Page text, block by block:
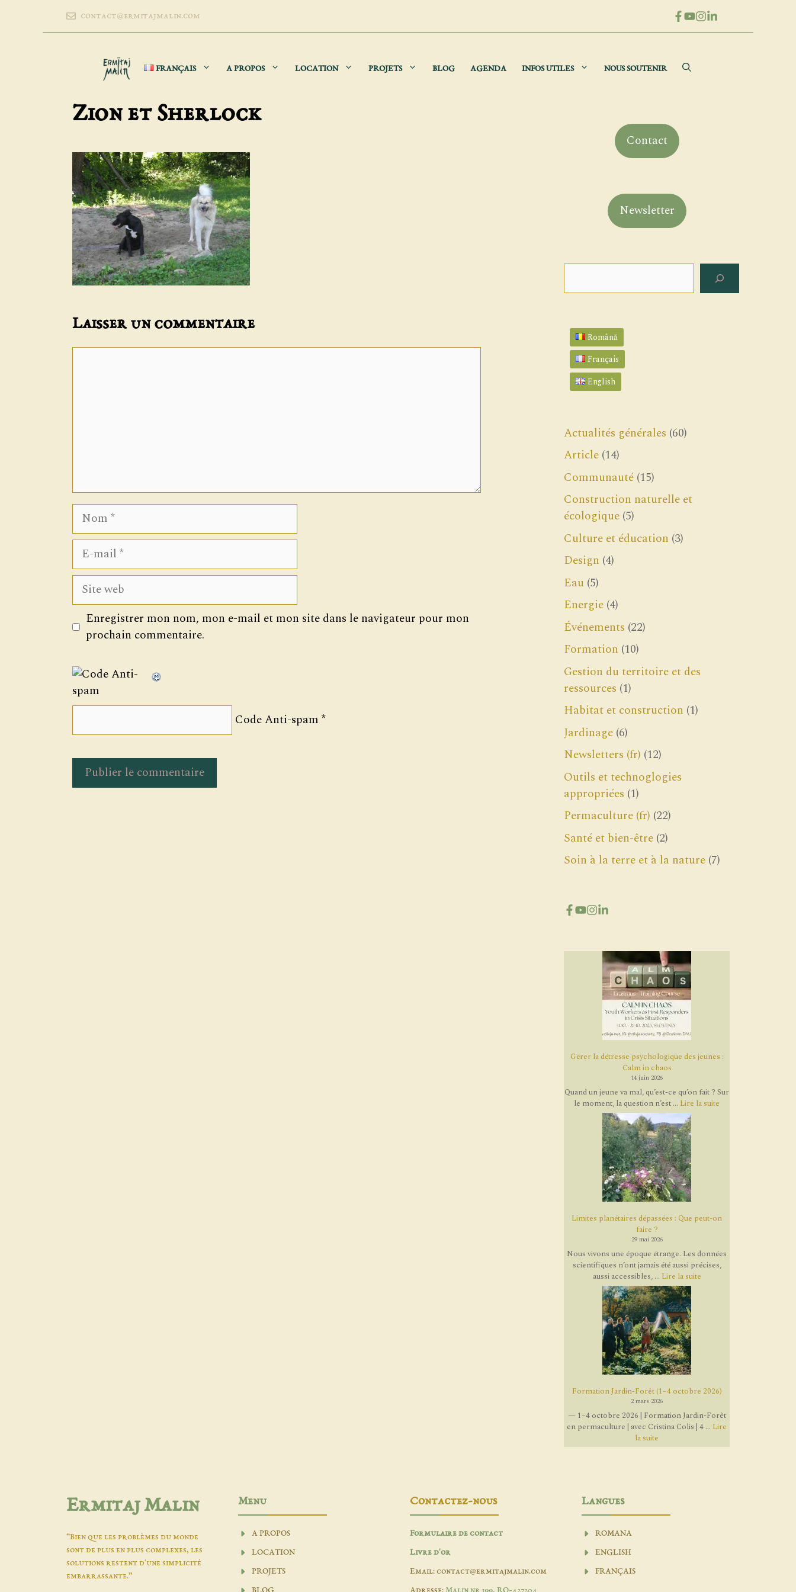
contact@ermitajmalin.com
FRANÇAIS A PROPOS LOCATION PROJETS BLOG AGENDA INFOS UTILES NOUS SOUTENIR
Zion et Sherlock
Laisser un commentaire
Nom
E-
mail
Site
web
Enregistrer mon nom, mon e-mail et mon site dans le navigateur pour mon
prochain commentaire.
Code Anti-spam *
Contact
Newsletter
Română
Français
English
Actualités générales (60)
Article (14)
Communauté (15)
Construction naturelle et
écologique (5)
Culture et éducation (3)
Design (4)
Eau (5)
Energie (4)
Événements (22)
Formation (10)
Gestion du territoire et des
ressources (1)
Habitat et construction (1)
Jardinage (6)
Newsletters (fr) (12)
Outils et technoglogies
appropriées (1)
Permaculture (fr) (22)
Santé et bien-être (2)
Soin à la terre et à la nature (7)
Gérer la détresse psychologique des jeunes :
Calm in chaos
14 juin 2026
Quand un jeune va mal, qu’est-ce qu’on fait ? Sur
le moment, la question n’est ... Lire la suite
Limites planétaires dépassées : Que peut-on
faire ?
29 mai 2026
Nous vivons une époque étrange. Les données
scientifiques n’ont jamais été aussi précises,
aussi accessibles, ... Lire la suite
Formation Jardin-Forêt (1–4 octobre 2026)
2 mars 2026
— 1–4 octobre 2026 | Formation Jardin-Forêt
en permaculture | avec Cristina Colis | 4 ... Lire
la suite
Ermitaj Malin
“Bien que les problèmes du monde
sont de plus en plus complexes, les
solutions restent d'une simplicité
embarrassante.”
Menu
A PROPOS
LOCATION
PROJETS
BLOG
Contactez-nous
Formulaire de contact
Livre d'or
Email: contact@ermitajmalin.com
Adresse: Malin nr 199, RO-427204
Langues
ROMANA
ENGLISH
FRANÇAIS